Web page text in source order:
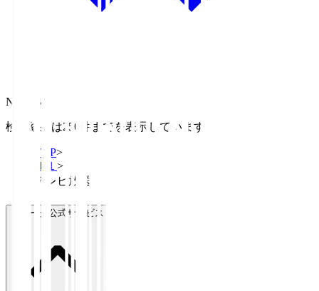
NHK BS
検索結果は250件までを表示しています
TOP>
Ｊ１ >
テレビ放送
Ｊリーグ公式サービス